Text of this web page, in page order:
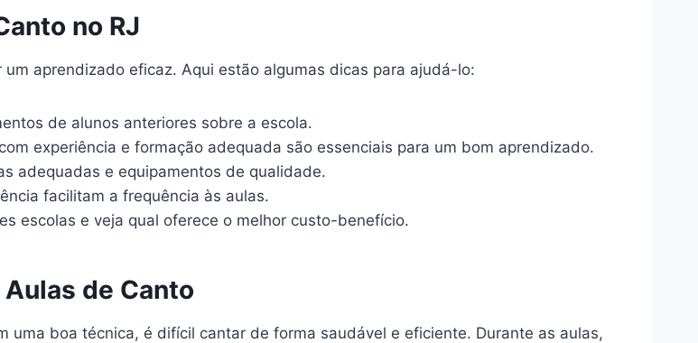
no RJ
aprendizado eficaz. Aqui estão algumas dicas para ajudá-lo:
de alunos anteriores sobre a escola.
experiência e formação adequada são essenciais para um bom aprendizado.
adequadas e equipamentos de qualidade.
facilitam a frequência às aulas.
escolas e veja qual oferece o melhor custo-benefício.
de Canto
uma boa técnica, é difícil cantar de forma saudável e eficiente. Durante as aulas,